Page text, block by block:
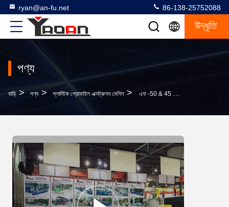
ryan@an-fu.net 86-138-25752088
উদ্ধৃতি
পণ্য
বাড়ি > পণ্য > প্লাস্টিক প্রোফাইল এক্সট্রুশন মেশিন > এফ -50 & 45 মিমি পিসি LED টিউব হাল্কা এক্সট্রুশন মেশিন সিই সার্টিফিকেট শক্তি সঞ্চয় সঙ্গে